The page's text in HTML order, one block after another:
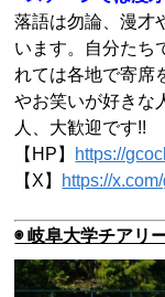
落語は勿論、漫才
います。自分たち
れては各地で寄席
やお笑いが好きな
人、大歓迎です!!
【HP】 https://
【X】 https://
◉ 岐阜大学チアリ